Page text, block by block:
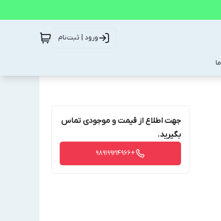
ورود | ثبت‌نام
جهت اطلاع از قیمت و موجودی تماس
بگیرید.
+989199214966